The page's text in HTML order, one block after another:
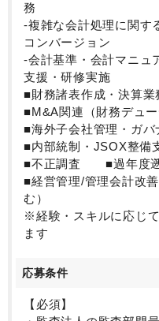
新しい分野にチャレン
っているか迷っている方
自分の強い領域をさら
と考えている方、
どんな方にもご活躍い
問い合わせください。
務
-複雑な会計処理に
コンバージョン
-会計基準・会計マニ
支援・研修実施
■財務諸表作成・決算
■M&A関連（財務デュ
■海外子会社管理・ガバ
■内部統制・JSOX整備
■不正調査 ■過年度遡
■経営管理/管理会計改
む）
※経験・スキルに応じ
ます
応募条件
【必須】